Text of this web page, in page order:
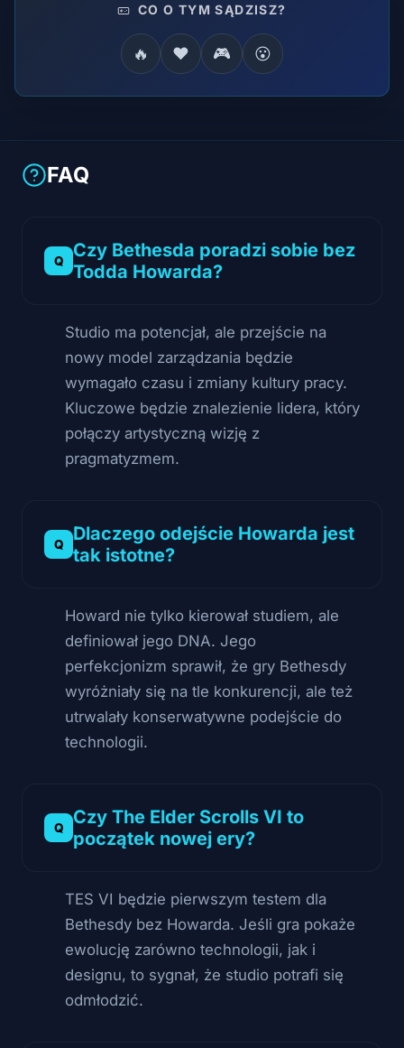
CO O TYM SĄDZISZ?
🔥 ❤️ 🎮 😮
FAQ
Czy Bethesda poradzi sobie bez
Todda Howarda?
Studio ma potencjał, ale przejście na
nowy model zarządzania będzie
wymagało czasu i zmiany kultury pracy.
Kluczowe będzie znalezienie lidera, który
połączy artystyczną wizję z
pragmatyzmem.
Dlaczego odejście Howarda jest
tak istotne?
Howard nie tylko kierował studiem, ale
definiował jego DNA. Jego
perfekcjonizm sprawił, że gry Bethesdy
wyróżniały się na tle konkurencji, ale też
utrwalały konserwatywne podejście do
technologii.
Czy The Elder Scrolls VI to
początek nowej ery?
TES VI będzie pierwszym testem dla
Bethesdy bez Howarda. Jeśli gra pokaże
ewolucję zarówno technologii, jak i
designu, to sygnał, że studio potrafi się
odmłodzić.